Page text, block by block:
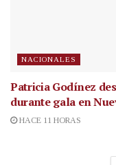
NACIONALES
Patricia Godínez
durante gala en
HACE 11 HORAS